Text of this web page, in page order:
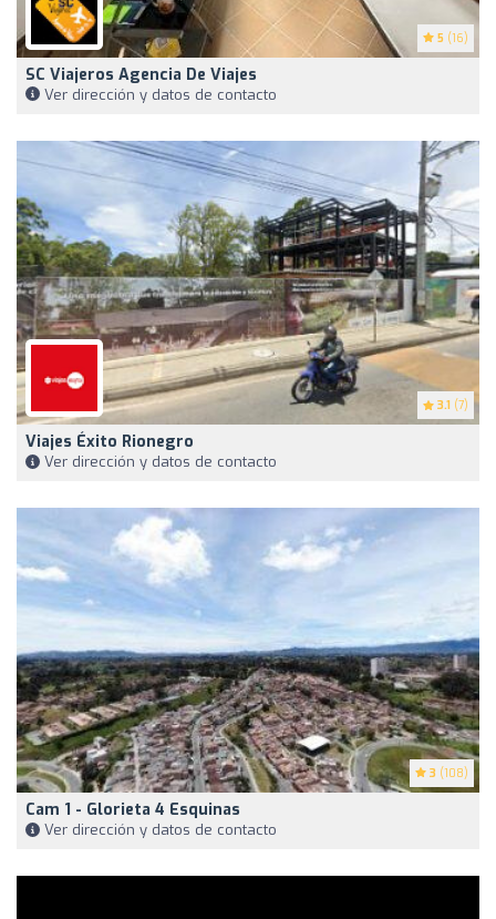
5 (16)
SC Viajeros Agencia De Viajes
Ver dirección y datos de contacto
3.1 (7)
Viajes Éxito Rionegro
Ver dirección y datos de contacto
3 (108)
Cam 1 - Glorieta 4 Esquinas
Ver dirección y datos de contacto